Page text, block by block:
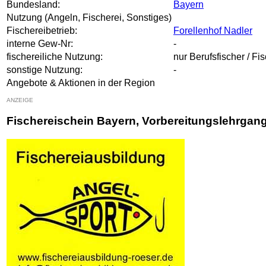
Bundesland:
Bayern
Nutzung (Angeln, Fischerei, Sonstiges)
Fischereibetrieb:
Forellenhof Nadler
interne Gew-Nr:
-
fischereiliche Nutzung:
nur Berufsfischer /
sonstige Nutzung:
-
Angebote & Aktionen in der Region
ANZEIGE
Fischereischein Bayern,